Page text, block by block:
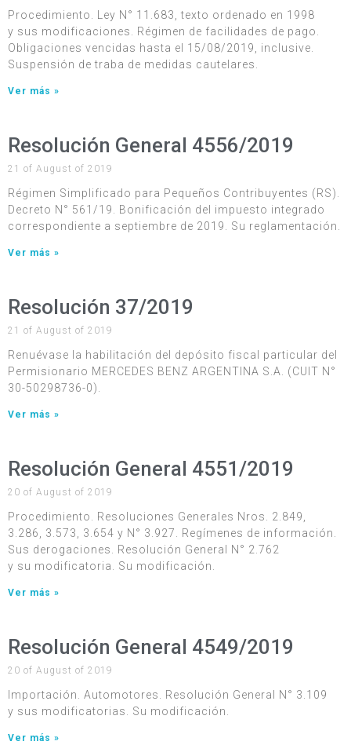
Procedimiento. Ley N° 11.683, texto ordenado en 1998
y sus modificaciones. Régimen de facilidades de pago.
Obligaciones vencidas hasta el 15/08/2019, inclusive.
Suspensión de traba de medidas cautelares.
Ver más »
Resolución General 4556/2019
21 of August of 2019
Régimen Simplificado para Pequeños Contribuyentes (RS).
Decreto N° 561/19. Bonificación del impuesto integrado
correspondiente a septiembre de 2019. Su reglamentación.
Ver más »
Resolución 37/2019
21 of August of 2019
Renuévase la habilitación del depósito fiscal particular del
Permisionario MERCEDES BENZ ARGENTINA S.A. (CUIT N°
30-50298736-0).
Ver más »
Resolución General 4551/2019
20 of August of 2019
Procedimiento. Resoluciones Generales Nros. 2.849,
3.286, 3.573, 3.654 y N° 3.927. Regímenes de información.
Sus derogaciones. Resolución General N° 2.762
y su modificatoria. Su modificación.
Ver más »
Resolución General 4549/2019
20 of August of 2019
Importación. Automotores. Resolución General N° 3.109
y sus modificatorias. Su modificación.
Ver más »